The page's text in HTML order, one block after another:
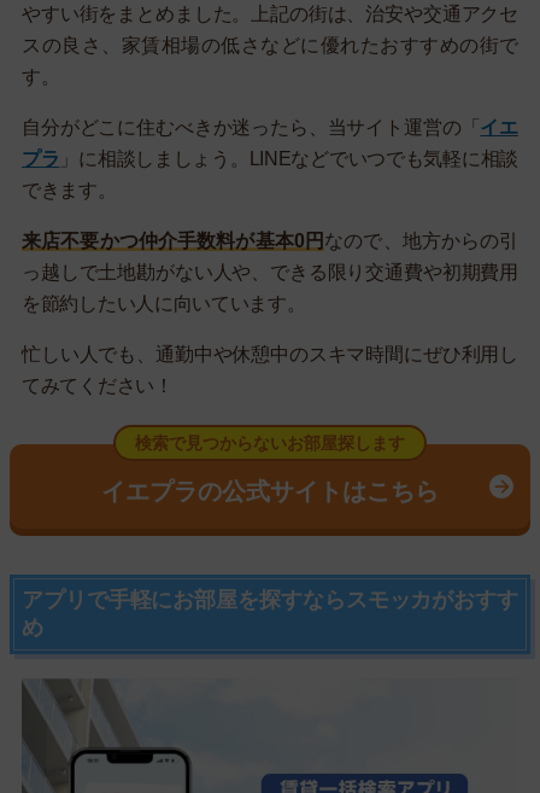
やすい街をまとめました。上記の街は、治安や交通アクセ
スの良さ、家賃相場の低さなどに優れたおすすめの街で
す。
自分がどこに住むべきか迷ったら、当サイト運営の「 イエ
プラ 」に相談しましょう。LINEなどでいつでも気軽に相談
できます。
来店不要かつ仲介手数料が基本0円 なので、地方からの引
っ越しで土地勘がない人や、できる限り交通費や初期費用
を節約したい人に向いています。
忙しい人でも、通勤中や休憩中のスキマ時間にぜひ利用し
てみてください！
検索で見つからないお部屋探します
イエプラの公式サイトはこちら
アプリで手軽にお部屋を探すならスモッカがおすす
め